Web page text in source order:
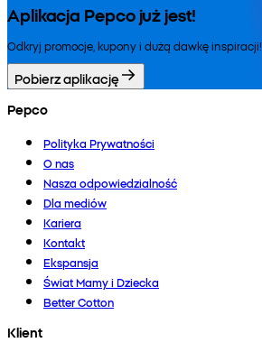
Aplikacja Pepco już jest!
Odkryj promocje, kupony i dużą dawkę inspiracji!
Pobierz aplikację
Pepco
Polityka Prywatności
O nas
Nasza odpowiedzialność
Dla mediów
Kariera
Kontakt
Ekspansja
Świat Mamy i Dziecka
Better Cotton
Klient